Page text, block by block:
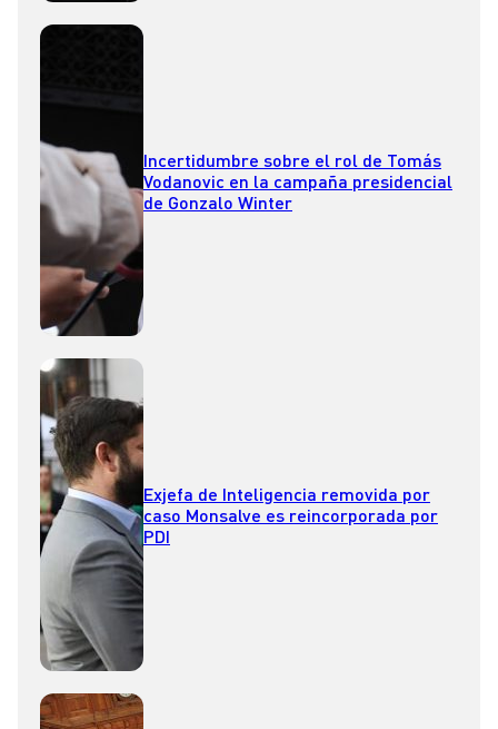
Incertidumbre sobre el rol de Tomás
Vodanovic en la campaña presidencial
de Gonzalo Winter
Exjefa de Inteligencia removida por
caso Monsalve es reincorporada por
PDI